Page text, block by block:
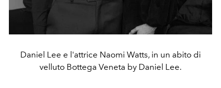
Daniel Lee e l'attrice Naomi Watts, in un abito di
velluto Bottega Veneta by Daniel Lee.